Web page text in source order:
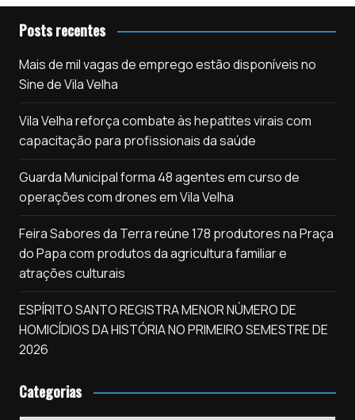
Posts recentes
Mais de mil vagas de emprego estão disponíveis no
Sine de Vila Velha
Vila Velha reforça combate às hepatites virais com
capacitação para profissionais da saúde
Guarda Municipal forma 48 agentes em curso de
operações com drones em Vila Velha
Feira Sabores da Terra reúne 178 produtores na Praça
do Papa com produtos da agricultura familiar e
atrações culturais
ESPÍRITO SANTO REGISTRA MENOR NÚMERO DE
HOMICÍDIOS DA HISTÓRIA NO PRIMEIRO SEMESTRE DE
2026
Categorias